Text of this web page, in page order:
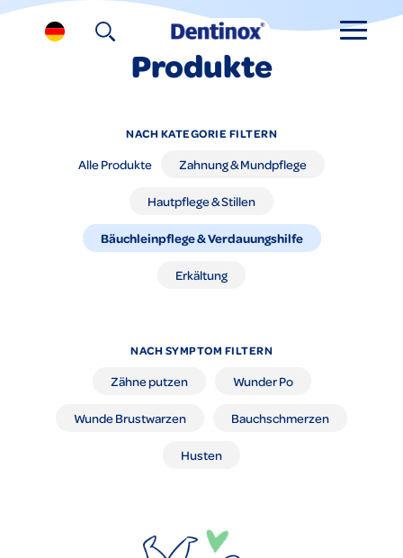
Produkte
NACH KATEGORIE FILTERN
Alle Produkte Zahnung & Mundpflege
Hautpflege & Stillen
Bäuchleinpflege & Verdauungshilfe
Erkältung
NACH SYMPTOM FILTERN
Zähne putzen Wunder Po
Wunde Brustwarzen Bauchschmerzen
Husten